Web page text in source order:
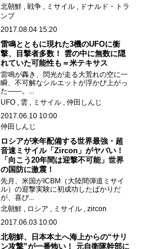
北朝鮮
戦争 ミサイル
ドナルド・トラ
ンプ
2017.08.04 15:20
雷鳴とともに現れた3機のUFOに衝
撃、目撃者多数！ 雲の中に無数に隠
れていた可能性も＝米テキサス
雷鳴が轟き、閃光が走る大荒れの空に一
瞬、不可解なシルエットが浮かび上がっ
た――。...
UFO
雲 ミサイル
仲田しんじ
2017.06.10 10:00
仲田しんじ
ロシアが来年配備する世界最強・超
音速ミサイル「Zircon」がヤバい！
「向こう20年間は迎撃不可能」世界
の国防に激震！
先月、米国がICBM（大陸間弾道ミサイ
ル）の迎撃実験に初成功したばかりだ
が、喜び...
北朝鮮
ロシア ミサイル
zircon
2017.06.03 10:00
北朝鮮、日本本土へ海上からの“サリ
ン攻撃”が一番怖い！ 元自衛隊幹部に